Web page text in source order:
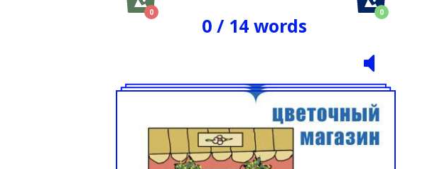
0 / 14 words
Saved
0
Saved
0